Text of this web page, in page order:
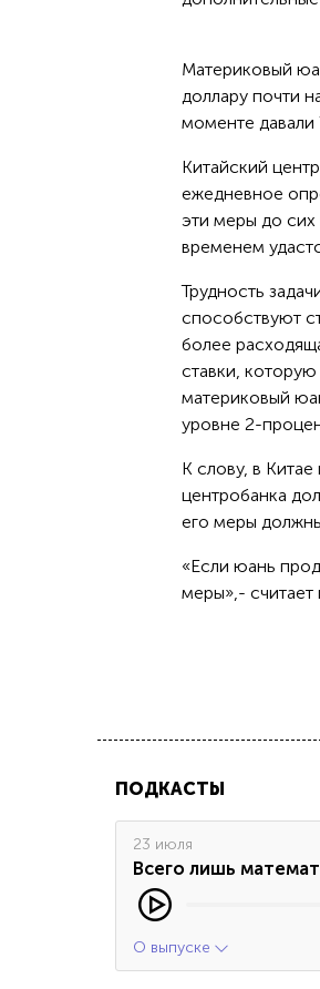
Материковый
доллару почти
моменте давали
Китайский
ежедневное
эти меры до сих
временем
Трудность
способствуют
более
ставки,
материковый
уровне 2-
К слову, в
центробанка
его меры
«Если юань
меры»,- считает
ПОДКАСТЫ
23 июля
Всего лишь
О выпуске